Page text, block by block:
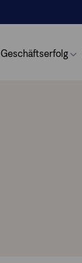
Geschäftserfolg